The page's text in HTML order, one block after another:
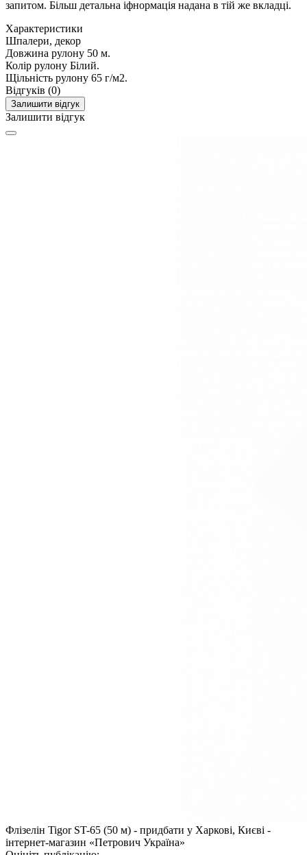
запитом. Більш детальна іфнормація надана в тій же вкладці.
Характеристики
Шпалери, декор
Довжина рулону 50 м.
Колір рулону Білий.
Щільність рулону 65 г/м2.
Відгуків (0)
Залишити відгук
Залишити відгук
Флізелін Tigor ST-65 (50 м) - придбати у Харкові, Києві -
інтернет-магазин «Петрович Україна»